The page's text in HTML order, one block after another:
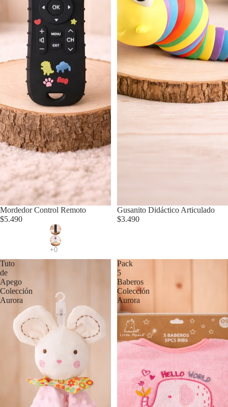
Mordedor Control Remoto
$5.490
Gusanito Didáctico Articulado
$3.490
Tuto
de
Apego
Colección
Aurora
Pack
5
Baberos
Colección
Aurora